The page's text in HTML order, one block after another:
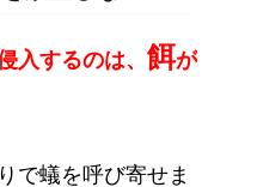
入するのは、 餌が
で蟻を呼び寄せま